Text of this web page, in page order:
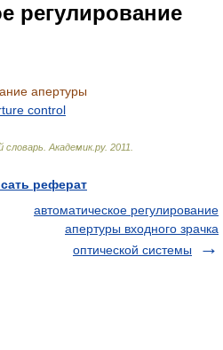
регулирование
апертуры
control
словарь Академик.ру. 2011
реферат
автоматическое регулирование
апертуры входного зрачка
оптической системы